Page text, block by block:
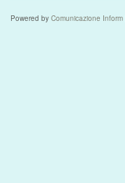
Powered by Comunicazione Inform